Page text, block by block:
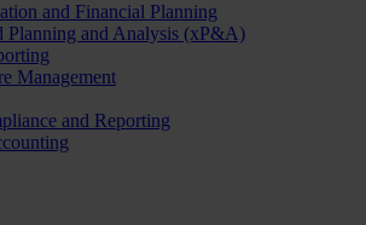
and Financial Planning
Planning and Analysis (xP&A)
Management
and Reporting